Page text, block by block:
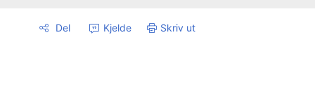
Del Kjelde Skriv ut